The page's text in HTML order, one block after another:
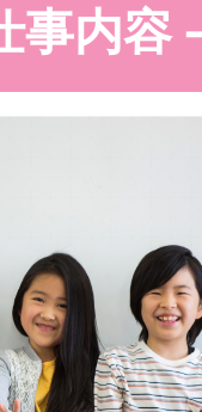
事内容